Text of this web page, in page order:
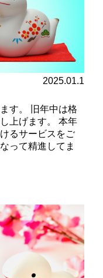
2025.01.1
す。 旧年中は格
上げます。 本年
るサービスをご
って精進してま